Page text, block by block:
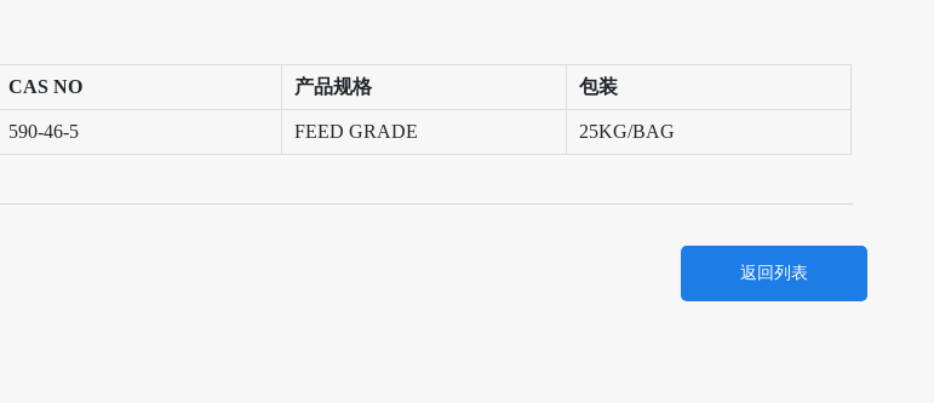
CAS NO 产品规格 包装
590-46-5 FEED GRADE 25KG/BAG
返回列表